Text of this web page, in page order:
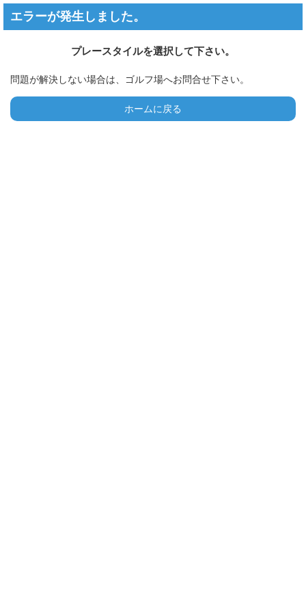
エラーが発生しました。
プレースタイルを選択して下さい。
問題が解決しない場合は、ゴルフ場へお問合せ下さい。
ホームに戻る